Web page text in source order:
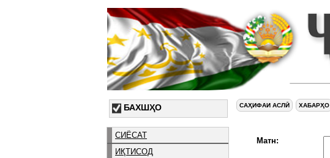
БАХШҲО
СИЁСАТ
ИҚТИСОД
САҲИФАИ АСЛӢ ХАБАРҲО
Матн: